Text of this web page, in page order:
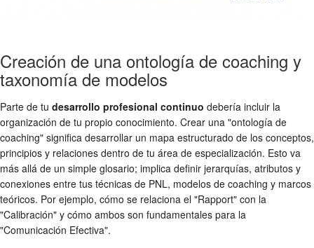
Creación de una ontología de coaching y
taxonomía de modelos
Parte de tu desarrollo profesional continuo debería incluir la
organización de tu propio conocimiento. Crear una "ontología de
coaching" significa desarrollar un mapa estructurado de los conceptos,
principios y relaciones dentro de tu área de especialización. Esto va
más allá de un simple glosario; implica definir jerarquías, atributos y
conexiones entre tus técnicas de PNL, modelos de coaching y marcos
teóricos. Por ejemplo, cómo se relaciona el "Rapport" con la
"Calibración" y cómo ambos son fundamentales para la
"Comunicación Efectiva".